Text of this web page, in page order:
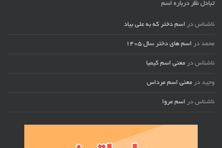
تبادل نظر درباره اسم
ناشناس در اسم دختر که به علی بیاد
محمد در اسم های دختر سال ۱۴۰۵
ناشناس در معنی اسم کیمیا
وجید در معنی اسم مرداس
ناشناس در اسم مروا